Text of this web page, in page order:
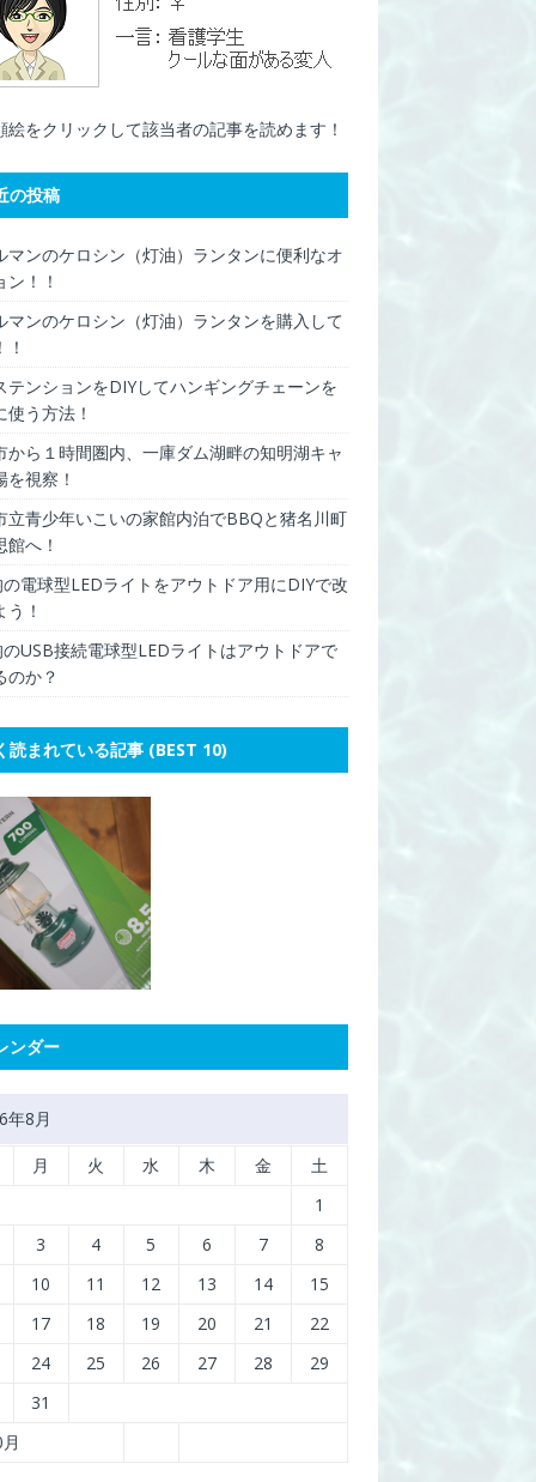
をクリックして該当者の記事を読めます！
の投稿
マンのケロシン（灯油）ランタンに便利なオ
ン！！
マンのケロシン（灯油）ランタンを購入して
テンションをDIYしてハンギングチェーンを
使う方法！
から１時間圏内、一庫ダム湖畔の知明湖キャ
を視察！
立青少年いこいの家館内泊でBBQと猪名川町
館へ！
電球型LEDライトをアウトドア用にDIYで改
！
USB接続電球型LEDライトはアウトドアで
のか？
読まれている記事 (BEST 10)
ンダー
年8月
月 火 水 木 金 土
1
3
4 5 6 7
8
10
11 12 13 14
15
17
18 19 20 21
22
24
25 26 27 28
29
31